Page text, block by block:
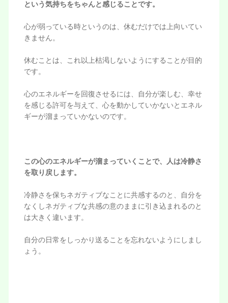
という気持ちをちゃんと感じることです。
心が弱っている時というのは、休むだけでは上向いてい
きません。
休むことは、これ以上枯渇しないようにすることが目的
です。
心のエネルギーを回復させるには、自分が楽しむ、幸せ
を感じる許可を与えて、心を動かしていかないとエネル
ギーが溜まっていかないのです。
この心のエネルギーが溜まっていくことで、人は冷静さ
を取り戻します。
冷静さを保ちネガティブなことに共感するのと、自分を
なくしネガティブな共感の意のままに引き込まれるのと
は大きく違います。
自分の日常をしっかり送ることを忘れないようにしまし
ょう。